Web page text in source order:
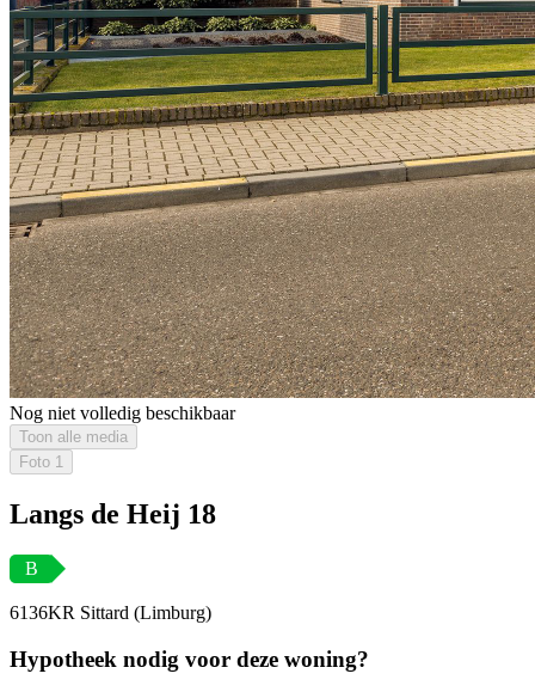
Nog niet volledig beschikbaar
Toon alle media
Foto 1
Langs de Heij 18
B
6136KR Sittard (Limburg)
Hypotheek nodig voor deze woning?